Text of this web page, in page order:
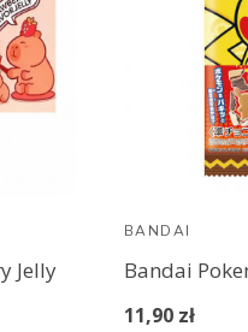
Jelly
BANDAI
11,90 zł